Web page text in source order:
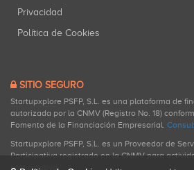
Privacidad
Política de Cookies
SITIO SEGURO
Startupxplore PSFP, S.L. es una plataforma de
autorizada por la CNMV (Registro No. 18)
Fomento de la Financiación Empresarial.
Startupxplore PSFP, S.L. es un Proveedor de
Participativa registrado en la CNMV para
participativa.